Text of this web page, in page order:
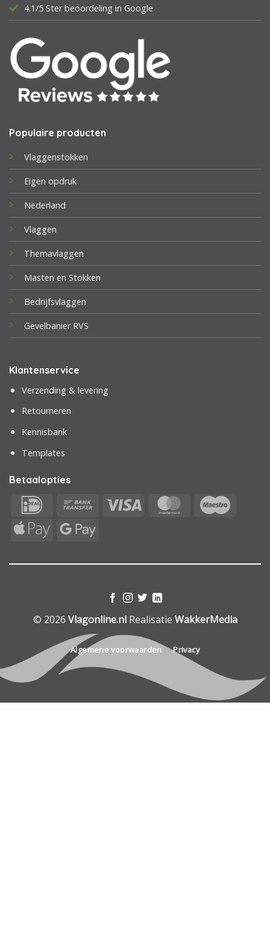
4.1/5 Ster beoordeling in Google
Populaire producten
Vlaggenstokken
Eigen opdruk
Nederland
Vlaggen
Themavlaggen
Masten en Stokken
Bedrijfsvlaggen
Gevelbanier RVS
Klantenservice
Verzending & levering
Retourneren
Kennisbank
Templates
Betaalopties
IDeal
Bank
Visa MasterCard
Apple
Google
© 2026 Vlagonline.nlRealisatie WakkerMedia
Algemene voorwaarden Privacy